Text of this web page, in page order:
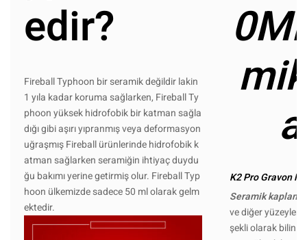
edir?
Fireball Typhoon bir seramik değildir lakin
1 yıla kadar koruma sağlarken, Fireball Ty
phoon yüksek hidrofobik bir katman sağla
dığı gibi aşırı yıpranmış veya deformasyon
uğraşmış Fireball ürünlerinde hidrofobik k
atman sağlarken seramiğin ihtiyaç duydu
ğu bakımı yerine getirmiş olur. Fireball Typ
hoon ülkemizde sadece 50 ml olarak gelm
ektedir.
K2 Pro Gravon
Seramik kaplama
ve diğer yüzeyler
şekli olarak